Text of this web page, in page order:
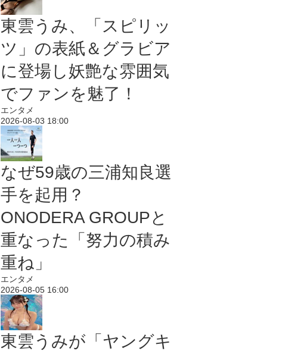
東雲うみ、「スピリッ
ツ」の表紙＆グラビア
に登場し妖艶な雰囲気
でファンを魅了！
エンタメ
2026-08-03 18:00
なぜ59歳の三浦知良選
手を起用？
ONODERA GROUPと
重なった「努力の積み
重ね」
エンタメ
2026-08-05 16:00
東雲うみが「ヤングキ